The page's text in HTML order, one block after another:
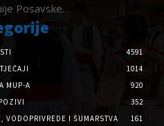
Posavske.
4591
1014
MUP-A
920
352
VODOPRIVREDE I ŠUMARSTVA
161